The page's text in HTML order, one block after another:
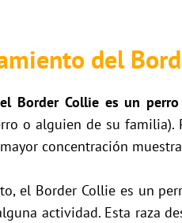
del
el Border Collie es un
o alguien de su
concentración
el Border Collie es un
actividad. Esta raza